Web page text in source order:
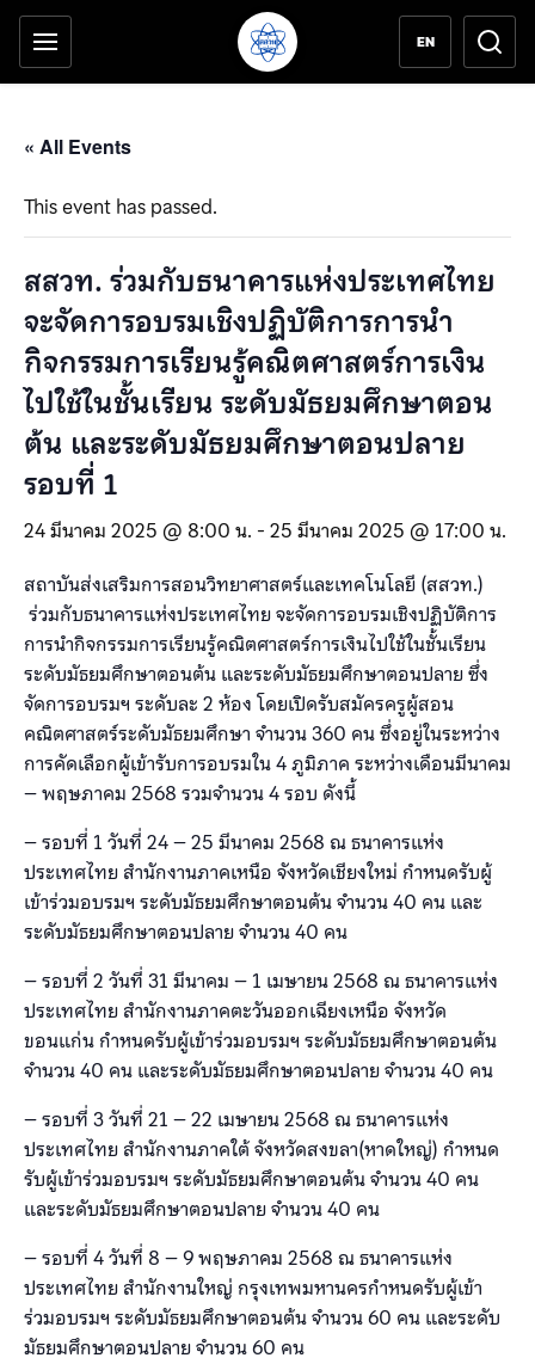
ข้ามไปยังเนื้อหาหลัก
เครื่องมือช่วยเหลือ
EN
« All Events
This event has passed.
สสวท. ร่วมกับธนาคารแห่งประเทศไทย
จะจัดการอบรมเชิงปฏิบัติการการนำ
กิจกรรมการเรียนรู้คณิตศาสตร์การเงิน
ไปใช้ในชั้นเรียน ระดับมัธยมศึกษาตอน
ต้น และระดับมัธยมศึกษาตอนปลาย
รอบที่ 1
24 มีนาคม 2025 @ 8:00 น. -25 มีนาคม 2025 @ 17:00 น.
สถาบันส่งเสริมการสอนวิทยาศาสตร์และเทคโนโลยี (สสวท.)
ร่วมกับธนาคารแห่งประเทศไทย จะจัดการอบรมเชิงปฏิบัติการ
การนำกิจกรรมการเรียนรู้คณิตศาสตร์การเงินไปใช้ในชั้นเรียน
ระดับมัธยมศึกษาตอนต้น และระดับมัธยมศึกษาตอนปลาย ซึ่ง
จัดการอบรมฯ ระดับละ 2 ห้อง โดยเปิดรับสมัครครูผู้สอน
คณิตศาสตร์ระดับมัธยมศึกษา จำนวน 360 คน ซึ่งอยู่ในระหว่าง
การคัดเลือกผู้เข้ารับการอบรมใน 4 ภูมิภาค ระหว่างเดือนมีนาคม
– พฤษภาคม 2568 รวมจำนวน 4 รอบ ดังนี้
– รอบที่ 1 วันที่ 24 – 25 มีนาคม 2568 ณ ธนาคารแห่ง
ประเทศไทย สำนักงานภาคเหนือ จังหวัดเชียงใหม่ กำหนดรับผู้
เข้าร่วมอบรมฯ ระดับมัธยมศึกษาตอนต้น จำนวน 40 คน และ
ระดับมัธยมศึกษาตอนปลาย จำนวน 40 คน
– รอบที่ 2 วันที่ 31 มีนาคม – 1 เมษายน 2568 ณ ธนาคารแห่ง
ประเทศไทย สำนักงานภาคตะวันออกเฉียงเหนือ จังหวัด
ขอนแก่น กำหนดรับผู้เข้าร่วมอบรมฯ ระดับมัธยมศึกษาตอนต้น
จำนวน 40 คน และระดับมัธยมศึกษาตอนปลาย จำนวน 40 คน
– รอบที่ 3 วันที่ 21 – 22 เมษายน 2568 ณ ธนาคารแห่ง
ประเทศไทย สำนักงานภาคใต้ จังหวัดสงขลา(หาดใหญ่) กำหนด
รับผู้เข้าร่วมอบรมฯ ระดับมัธยมศึกษาตอนต้น จำนวน 40 คน
และระดับมัธยมศึกษาตอนปลาย จำนวน 40 คน
– รอบที่ 4 วันที่ 8 – 9 พฤษภาคม 2568 ณ ธนาคารแห่ง
ประเทศไทย สำนักงานใหญ่ กรุงเทพมหานครกำหนดรับผู้เข้า
ร่วมอบรมฯ ระดับมัธยมศึกษาตอนต้น จำนวน 60 คน และระดับ
มัธยมศึกษาตอนปลาย จำนวน 60 คน